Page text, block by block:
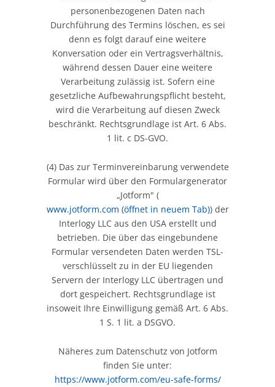
personenbezogenen Daten nach
Durchführung des Termins löschen, es sei
denn es folgt darauf eine weitere
Konversation oder ein Vertragsverhältnis,
während dessen Dauer eine weitere
Verarbeitung zulässig ist. Sofern eine
gesetzliche Aufbewahrungspflicht besteht,
wird die Verarbeitung auf diesen Zweck
beschränkt. Rechtsgrundlage ist Art. 6 Abs.
1 lit. c DS-GVO.
(4) Das zur Terminvereinbarung verwendete
Formular wird über den Formulargenerator
„Jotform" (
www.jotform.com (öffnet in neuem Tab)) der
Interlogy LLC aus den USA erstellt und
betrieben. Die über das eingebundene
Formular versendeten Daten werden TSL-
verschlüsselt zu in der EU liegenden
Servern der Interlogy LLC übertragen und
dort gespeichert. Rechtsgrundlage ist
insoweit Ihre Einwilligung gemäß Art. 6 Abs.
1 S. 1 lit. a DSGVO.
Näheres zum Datenschutz von Jotform
finden Sie unter:
https://www.jotform.com/eu-safe-forms/